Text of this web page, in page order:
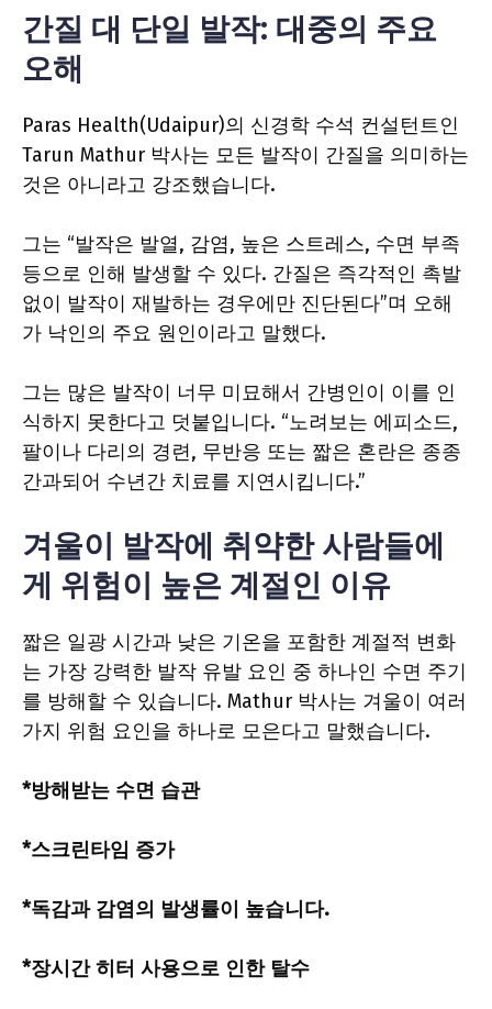
간질 대 단일 발작: 대중의 주요
오해
Paras Health(Udaipur)의 신경학 수석 컨설턴트인
Tarun Mathur 박사는 모든 발작이 간질을 의미하는
것은 아니라고 강조했습니다.
그는 “발작은 발열, 감염, 높은 스트레스, 수면 부족
등으로 인해 발생할 수 있다. 간질은 즉각적인 촉발
없이 발작이 재발하는 경우에만 진단된다”며 오해
가 낙인의 주요 원인이라고 말했다.
그는 많은 발작이 너무 미묘해서 간병인이 이를 인
식하지 못한다고 덧붙입니다. “노려보는 에피소드,
팔이나 다리의 경련, 무반응 또는 짧은 혼란은 종종
간과되어 수년간 치료를 지연시킵니다.”
겨울이 발작에 취약한 사람들에
게 위험이 높은 계절인 이유
짧은 일광 시간과 낮은 기온을 포함한 계절적 변화
는 가장 강력한 발작 유발 요인 중 하나인 수면 주기
를 방해할 수 있습니다. Mathur 박사는 겨울이 여러
가지 위험 요인을 하나로 모은다고 말했습니다.
*방해받는 수면 습관
*스크린타임 증가
*독감과 감염의 발생률이 높습니다.
*장시간 히터 사용으로 인한 탈수